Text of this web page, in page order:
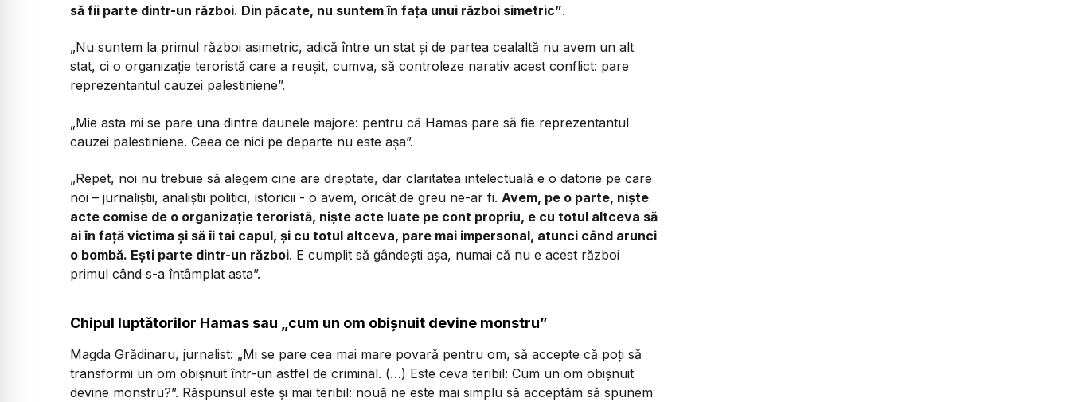
să fii parte dintr-un război. Din păcate, nu suntem în fața unui război simetric”.
„Nu suntem la primul război asimetric, adică între un stat și de partea cealaltă nu avem un alt
stat, ci o organizație teroristă care a reușit, cumva, să controleze narativ acest conflict: pare
reprezentantul cauzei palestiniene”.
„Mie asta mi se pare una dintre daunele majore: pentru că Hamas pare să fie reprezentantul
cauzei palestiniene. Ceea ce nici pe departe nu este așa”.
„Repet, noi nu trebuie să alegem cine are dreptate, dar claritatea intelectuală e o datorie pe care
noi – jurnaliștii, analiștii politici, istoricii - o avem, oricât de greu ne-ar fi. Avem, pe o parte, niște
acte comise de o organizație teroristă, niște acte luate pe cont propriu, e cu totul altceva să
ai în față victima și să îi tai capul, și cu totul altceva, pare mai impersonal, atunci când arunci
o bombă. Ești parte dintr-un război. E cumplit să gândești așa, numai că nu e acest război
primul când s-a întâmplat asta”.
Chipul luptătorilor Hamas sau „cum un om obișnuit devine monstru”
Magda Grădinaru, jurnalist: „Mi se pare cea mai mare povară pentru om, să accepte că poți să
transformi un om obișnuit într-un astfel de criminal. (…) Este ceva teribil: Cum un om obișnuit
devine monstru?”. Răspunsul este și mai teribil: nouă ne este mai simplu să acceptăm să spunem